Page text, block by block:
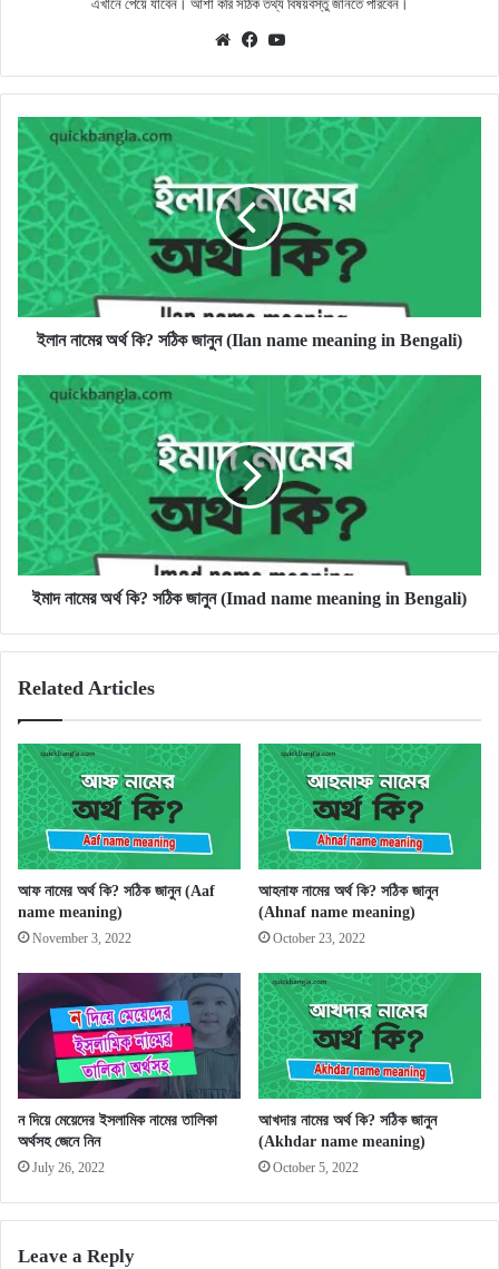
এখানে পেয়ে যাবেন। আশা করি সঠিক তথ্য বিষয়বস্তু জানতে পারবেন।
WebsiteFacebook
ইলান
নামের
অর্থ
কি?
সঠিক
জানুন
(Ilan
name
meaning
ইলান নামের অর্থ কি? সঠিক জানুন (Ilan name meaning in Bengali)
ইমাদ
নামের
অর্থ
কি?
সঠিক
জানুন
(Imad
name
meaning
ইমাদ নামের অর্থ কি? সঠিক জানুন (Imad name meaning in Bengali)
Related Articles
আফ নামের অর্থ কি? সঠিক জানুন (Aaf
name meaning)
November 3, 2022
আহনাফ নামের অর্থ কি? সঠিক জানুন
(Ahnaf name meaning)
October 23, 2022
ন দিয়ে মেয়েদের ইসলামিক নামের তালিকা
অর্থসহ জেনে নিন
July 26, 2022
আখদার নামের অর্থ কি? সঠিক জানুন
(Akhdar name meaning)
October 5, 2022
Leave a Reply